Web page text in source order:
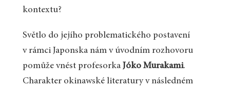
kontextu?
Světlo do jejího problematického postavení
v rámci Japonska nám v úvodním rozhovoru
pomůže vnést profesorka Jóko Murakami.
Charakter okinawské literatury v následném